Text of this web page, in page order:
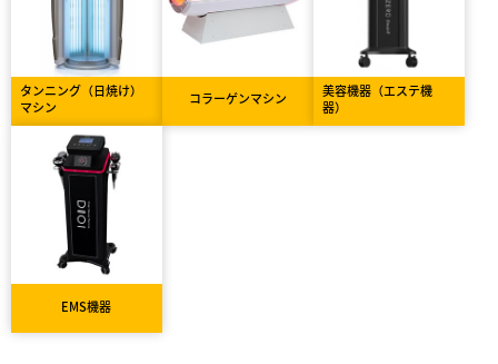
タンニング（日焼け）
マシン
コラーゲンマシン
美容機器（エステ機
器）
EMS機器